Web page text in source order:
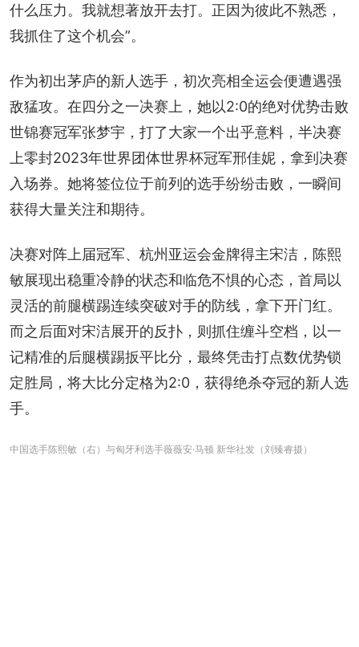
什么压力。我就想著放开去打。正因为彼此不熟悉，
我抓住了这个机会”。
作为初出茅庐的新人选手，初次亮相全运会便遭遇强
敌猛攻。在四分之一决赛上，她以2:0的绝对优势击败
世锦赛冠军张梦宇，打了大家一个出乎意料，半决赛
上零封2023年世界团体世界杯冠军邢佳妮，拿到决赛
入场券。她将签位位于前列的选手纷纷击败，一瞬间
获得大量关注和期待。
决赛对阵上届冠军、杭州亚运会金牌得主宋洁，陈熙
敏展现出稳重冷静的状态和临危不惧的心态，首局以
灵活的前腿横踢连续突破对手的防线，拿下开门红。
而之后面对宋洁展开的反扑，则抓住缠斗空档，以一
记精准的后腿横踢扳平比分，最终凭击打点数优势锁
定胜局，将大比分定格为2:0，获得绝杀夺冠的新人选
手。
中国选手陈熙敏（右）与匈牙利选手薇薇安·马顿 新华社发（刘臻睿摄）